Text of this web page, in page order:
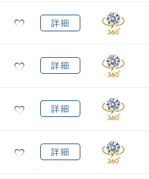
鑑定機関
研磨状態
EXCELLENT
NONE
詳細
詳細
詳細
詳細